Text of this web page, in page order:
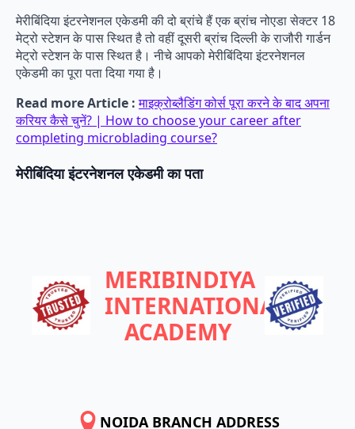
मेरीबिंदिया इंटरनेशनल एकेडमी की दो ब्रांचे हैं एक ब्रांच नोएडा सेक्टर 18
मेट्रो स्टेशन के पास स्थित है तो वहीं दूसरी ब्रांच दिल्ली के राजौरी गार्डन
मेट्रो स्टेशन के पास स्थित है। नीचे आपको मेरीबिंदिया इंटरनेशनल
एकेडमी का पूरा पता दिया गया है।
Read more Article :माइक्रोब्लैडिंग कोर्स पूरा करने के बाद अपना
करियर कैसे चुनें? | How to choose your career after
completing microblading course?
मेरीबिंदिया इंटरनेशनल एकेडमी का पता
MERIBINDIYA
INTERNATIONAL
ACADEMY
NOIDA BRANCH ADDRESS